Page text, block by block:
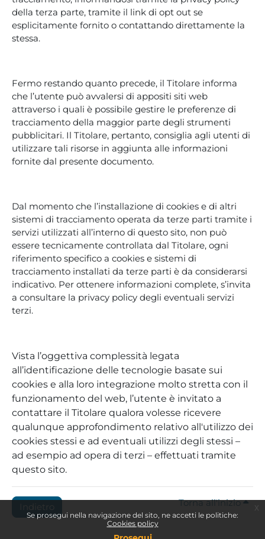
Se prosegui nella navigazione del sito, ne accetti le politiche:
Cookies policy
della terza parte, tramite il link di opt out se
esplicitamente fornito o contattando direttamente la
stessa.
Fermo restando quanto precede, il Titolare informa
che l’utente può avvalersi di appositi siti web
attraverso i quali è possibile gestire le preferenze di
tracciamento della maggior parte degli strumenti
pubblicitari. Il Titolare, pertanto, consiglia agli utenti di
utilizzare tali risorse in aggiunta alle informazioni
fornite dal presente documento.
Dal momento che l’installazione di cookies e di altri
sistemi di tracciamento operata da terze parti tramite i
servizi utilizzati all’interno di questo sito, non può
essere tecnicamente controllata dal Titolare, ogni
riferimento specifico a cookies e sistemi di
tracciamento installati da terze parti è da considerarsi
indicativo. Per ottenere informazioni complete, s’invita
a consultare la privacy policy degli eventuali servizi
terzi.
Vista l’oggettiva complessità legata
all’identificazione delle tecnologie basate sui
cookies e alla loro integrazione molto stretta con il
funzionamento del web, l’utente è invitato a
contattare il Titolare qualora volesse ricevere
qualunque approfondimento relativo all'utilizzo dei
cookies stessi e ad eventuali utilizzi degli stessi –
ad esempio ad opera di terzi – effettuati tramite
questo sito.
Indietro Torna all'inizio